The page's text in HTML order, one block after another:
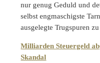
nur genug Geduld und
selbst engmaschigste
ausgelegte Trugspuren
Milliarden Steuergeld
Skandal